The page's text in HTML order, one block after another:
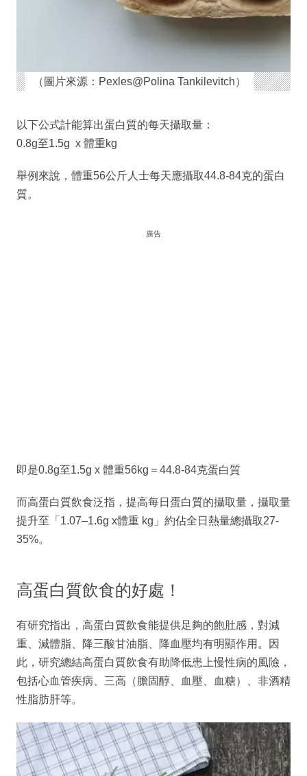
（圖片來源：Pexles@Polina Tankilevitch）
以下公式計能算出蛋白質的每天攝取量：
0.8g至1.5g x 體重kg
舉例來說，體重56公斤人士每天應攝取44.8-84克的蛋白
質。
廣告
即是0.8g至1.5g x 體重56kg＝44.8-84克蛋白質
而高蛋白質飲食泛指，提高每日蛋白質的攝取量，攝取量
提升至「1.07–1.6g x體重 kg」約佔全日熱量總攝取27-
35%。
高蛋白質飲食的好處！
有研究指出，高蛋白質飲食能提供足夠的飽肚感，對減
重、減體脂、降三酸甘油脂、降血壓均有明顯作用。因
此，研究總結高蛋白質飲食有助降低患上慢性病的風險，
包括心血管疾病、三高（膽固醇、血壓、血糖）、非酒精
性脂肪肝等。